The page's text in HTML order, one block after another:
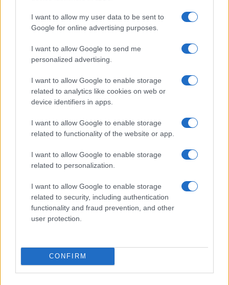
I want to allow my user data to be sent to
Google for online advertising purposes.
I want to allow Google to send me
personalized advertising.
I want to allow Google to enable storage
related to analytics like cookies on web or
device identifiers in apps.
I want to allow Google to enable storage
related to functionality of the website or app.
I want to allow Google to enable storage
related to personalization.
I want to allow Google to enable storage
related to security, including authentication
functionality and fraud prevention, and other
user protection.
CONFIRM
protesta (ferocemente antitrumpiana, stavolta)
Black lives matter? Quando i suoi agitatori si
accanivano contro le vetrine dei negozi,
assaltavano megastore dei grandi brand dando
luogo ad una versione aggiornata dell’esproprio
proletario, buttavano giù i monumenti,
picchiavano il prossimo? Ovviamente no.
#AMERICA #CAMPIDOGLIO
#DONALD TRUMP
#SINISTRA
#USA
Precedente
PAGINA
SUCCESSIVA